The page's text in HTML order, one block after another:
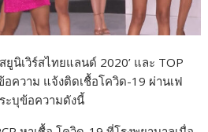
นิเวิร์สไทยแลนด์ 2020’ และ TOP
ความ แจ้งติดเชื้อโควิด-19 ผ่านเฟ
ะบุข้อความดังนี้